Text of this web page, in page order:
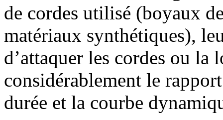
de cordes utilisé (boyaux
matériaux synthétiques),
d’attaquer les cordes ou
considérablement le
durée et la courbe